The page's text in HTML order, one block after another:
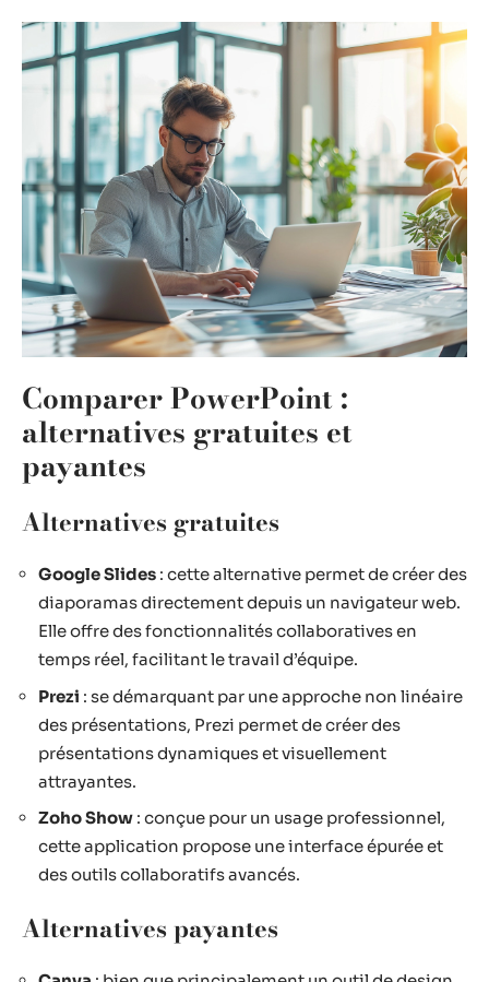
Comparer PowerPoint :
alternatives gratuites et
payantes
Alternatives gratuites
Google Slides : cette alternative permet de créer des
diaporamas directement depuis un navigateur web.
Elle offre des fonctionnalités collaboratives en
temps réel, facilitant le travail d’équipe.
Prezi : se démarquant par une approche non linéaire
des présentations, Prezi permet de créer des
présentations dynamiques et visuellement
attrayantes.
Zoho Show : conçue pour un usage professionnel,
cette application propose une interface épurée et
des outils collaboratifs avancés.
Alternatives payantes